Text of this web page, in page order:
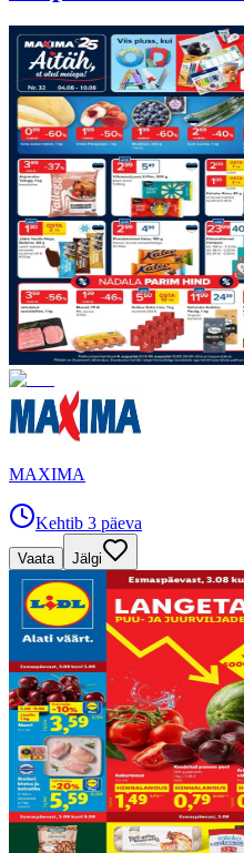
MAXIMA
Kehtib 3 päeva
Vaata Jälgi